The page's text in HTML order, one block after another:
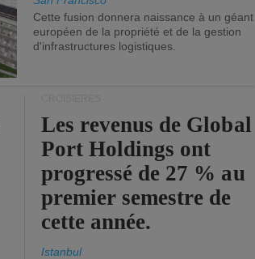
Cette fusion donnera naissance à un géant
européen de la propriété et de la gestion
d'infrastructures logistiques.
Les revenus de Global
Port Holdings ont
progressé de 27 % au
premier semestre de
cette année.
Istanbul